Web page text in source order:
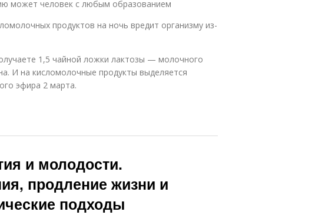
может человек с любым образованием
продуктов на ночь вредит организму из-
1,5 чайной ложки лактозы — молочного
И на кисломолочные продукты выделяется
эфира 2 марта.
и молодости.
продление жизни и
подходы